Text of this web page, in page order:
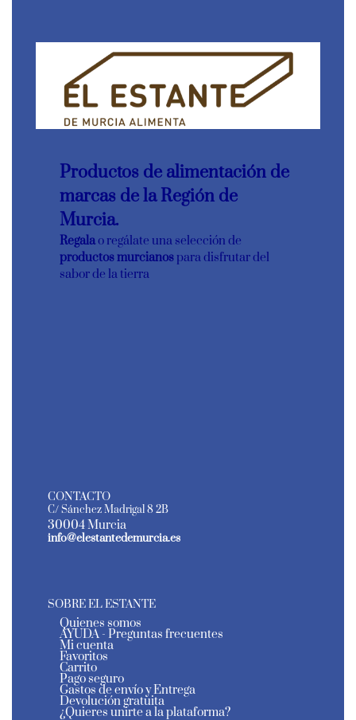
Productos de alimentación de
marcas de la Región de
Murcia.
Regalao regálate una selección de
productos murcianospara disfrutar del
sabor de la tierra
CONTACTO
C/ Sánchez Madrigal 8 2B
30004 Murcia
info@elestantedemurcia.es
SOBRE EL ESTANTE
Quienes somos
AYUDA - Preguntas frecuentes
Mi cuenta
Favoritos
Carrito
Pago seguro
Gastos de envío y Entrega
Devolución gratuita
¿Quieres unirte a la plataforma?